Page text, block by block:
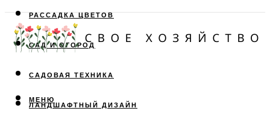
РАССАДКА ЦВЕТОВ
САД И ОГОРОД
САДОВАЯ ТЕХНИКА
ЛАНДШАФТНЫЙ ДИЗАЙН
МЕНЮ